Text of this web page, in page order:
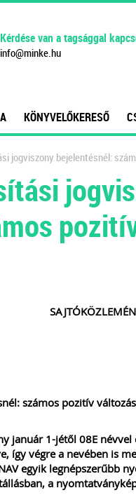
Kérdése van a tagsággal
info@minke.hu
KÖNYVELŐKERESŐ
jogviszony bejelentésnél:
számos pozitív
január 1-jétől 08E
így végre a nevében is
egyik legnépszerűbb
a